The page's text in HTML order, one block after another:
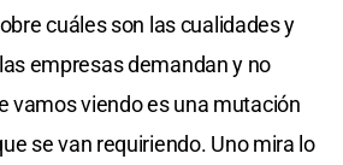
cuáles son las cualidades y
empresas demandan y no
vamos viendo es una mutación
se van requiriendo. Uno mira lo